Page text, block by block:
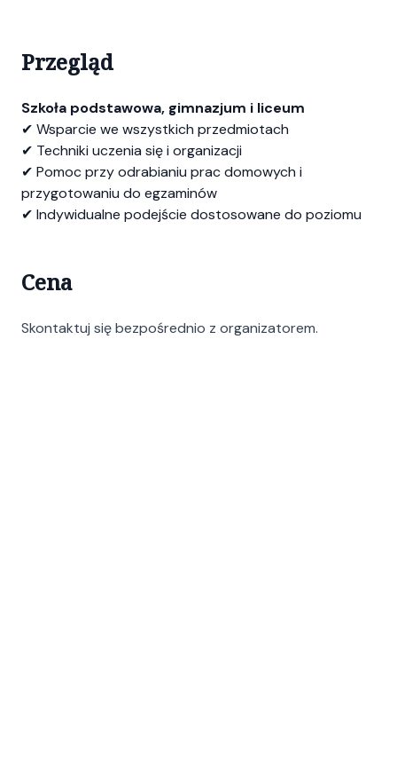
Przegląd
Szkoła podstawowa, gimnazjum i liceum
✔ Wsparcie we wszystkich przedmiotach
✔ Techniki uczenia się i organizacji
✔ Pomoc przy odrabianiu prac domowych i
przygotowaniu do egzaminów
✔ Indywidualne podejście dostosowane do poziomu
Cena
Skontaktuj się bezpośrednio z organizatorem.